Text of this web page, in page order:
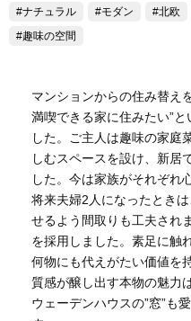
ナチュラル
モダン 北欧
趣味の空間
マンションからの住み替え
満喫できる家に住みたい”
した。ご主人は趣味の家庭
しむスペースを設け、新居
した。今は家族がそれぞれ
将来夫婦2人になったとき
せるよう間取りも工夫され
を採用しました。素足に触
何物にも代えがたい価値を
質感が醸し出す本物の魅力
ウェーデンハウスの”窓”も